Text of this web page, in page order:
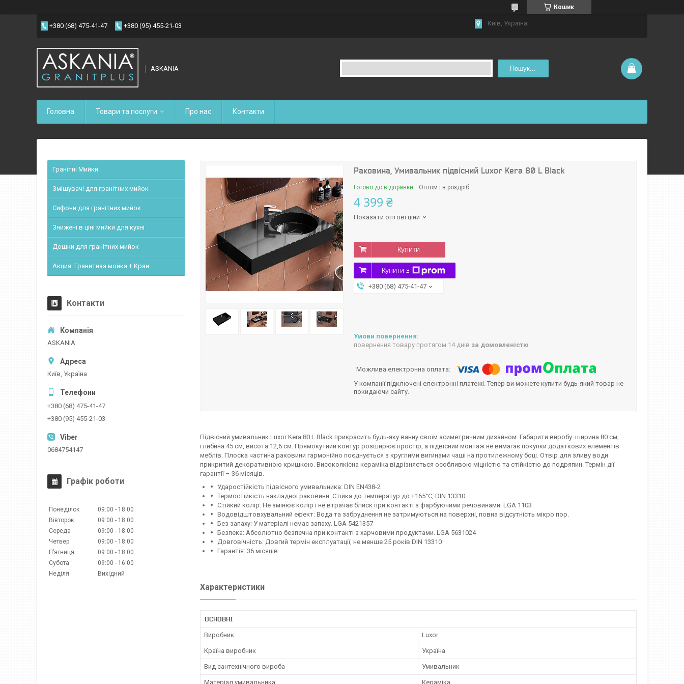
Кошик
+380 (68) 475-41-47 +380 (95) 455-21-03 Київ, Україна
ASKANIA Пошук...
Головна Товари та послуги Про нас Контакти
Раковина, Умивальник підвісний Luxor Kera 80 L Black
Готово до відправки Оптом і в роздріб
4 399 ₴
Показати оптові ціни
Купити
Купити з
+380 (68) 475-41-47
повернення товару протягом 14 днів за домовленістю
У компанії підключені електронні платежі. Тепер ви можете купити будь-який товар не
покидаючи сайту.
Підвісний умивальник Luxor Kera 80 L Black прикрасить будь-яку ванну своїм асиметричним дизайном. Габарити виробу: ширина 80 см,
глибина 45 см, висота 12,6 см. Прямокутний контур розширює простір, а підвісний монтаж не вимагає покупки додаткових елементів
меблів. Плоска частина раковини гармонійно поєднується з круглими вигинами чаші на протилежному боці. Отвір для зливу води
прикритий декоративною кришкою. Високоякісна кераміка відрізняється особливою міцністю та стійкістю до подряпин. Термін дії
гарантії – 36 місяців.
Ударостійкість підвісного умивальника: DIN EN438-2
Термостійкість накладної раковини: Стійка до температур до +165°C, DIN 13310
Стійкий колір: Не змінює колір і не втрачає блиск при контакті з фарбуючими речовинами. LGA 1103
Водовідштовхувальний ефект: Вода та забруднення не затримуються на поверхні, повна відсутність мікро пор.
Без запаху: У матеріалі немає запаху. LGA 5421357
Безпека: Абсолютно безпечна при контакті з харчовими продуктами. LGA 5631024
Довговічність: Довгий термін експлуатації, не менше 25 років DIN 13310
Гарантія: 36 місяців
Характеристики
ОСНОВНІ
Виробник Luxor
Країна виробник Україна
Вид сантехнічного вироба Умивальник
Матеріал умивальника Кераміка
Гранітні Мийки
Змішувачі для гранітних мийок
Сифони для гранітних мийок
Знижені в ціні мийки для кухні
Дошки для гранітних мийок
Акция: Гранитная мойка + Кран
Контакти
ASKANIA
Київ, Україна
+380 (68) 475-41-47
+380 (95) 455-21-03
0684754147
Графік роботи
Понеділок 09:00
18:00
Вівторок
09:00
18:00
Середа
09:00
18:00
Четвер
09:00
18:00
Пʼятниця
09:00
18:00
Субота
09:00
16:00
Неділя
Вихідний